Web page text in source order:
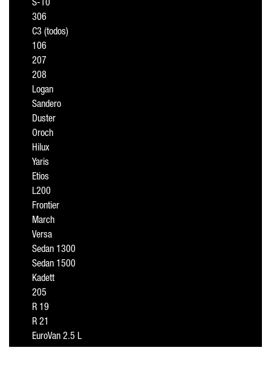
S-10
306
C3 (todos)
106
207
208
Logan
Sandero
Duster
Oroch
Hilux
Yaris
Etios
L200
Frontier
March
Versa
Sedan 1300
Sedan 1500
Kadett
205
R 19
R 21
EuroVan 2.5 L